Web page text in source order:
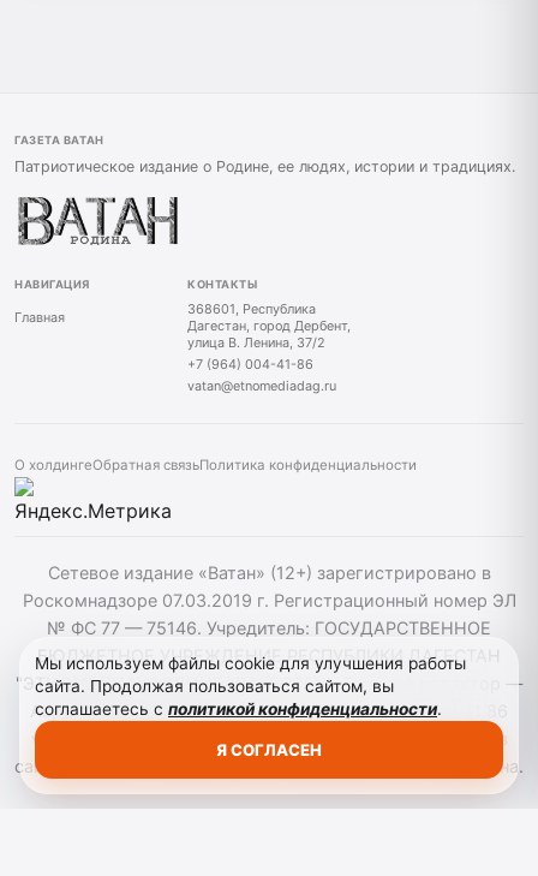
ГАЗЕТА ВАТАН
Патриотическое издание о Родине, ее людях, истории и традициях.
НАВИГАЦИЯ
Главная
КОНТАКТЫ
368601, Республика
Дагестан, город Дербент,
улица В. Ленина, 37/2
+7 (964) 004-41-86
vatan@etnomediadag.ru
О холдингеОбратная связьПолитика конфиденциальности
Сетевое издание «Ватан» (12+) зарегистрировано в
Роскомнадзоре 07.03.2019 г. Регистрационный номер ЭЛ
№ ФС 77 — 75146. Учредитель: ГОСУДАРСТВЕННОЕ
БЮДЖЕТНОЕ УЧРЕЖДЕНИЕ РЕСПУБЛИКИ ДАГЕСТАН
"ЭТНОМЕДИАХОЛДИНГ "ДАГЕСТАН". Главный редактор —
Аврумов Моисей Давидович, Телефон: +7964 004 41 86
vatan@etnomediadag.ru При использовании материалов
сайта активная гиперссылка на gazetavatan.ru обязательна.
Мы используем файлы cookie для улучшения работы
сайта. Продолжая пользоваться сайтом, вы
соглашаетесь с политикой конфиденциальности.
Я СОГЛАСЕН